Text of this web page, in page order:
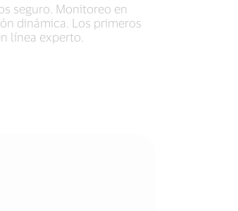
seguro. Monitoreo en
dinámica. Los primeros
línea experto.